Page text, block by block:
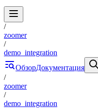
/
zoomer
/
demo_integration
ОбзорДокументация
/
zoomer
/
demo_integration